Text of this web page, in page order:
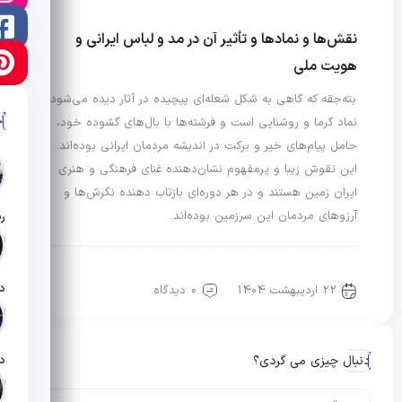
نقش‌ها و نمادها و تأثیر آن در مد و لباس ایرانی و
هویت ملی
بته‌جقه که گاهی به شکل شعله‌ای پیچیده در آثار دیده می‌شود،
نماد گرما و روشنایی است و فرشته‌ها با بال‌های گشوده‌ خود،
حامل پیام‌های خیر و برکت در اندیشه‌ مردمان ایرانی بوده‌اند.
این نقوش زیبا و پرمفهوم نشان‌دهنده غنای فرهنگی و هنری
ایران زمین هستند و در هر دوره‌ای بازتاب دهنده نگرش‌ها و
آرزوهای مردمان این سرزمین بوده‌اند.
22 اردیبهشت 1404 0 دیدگاه
دنبال چیزی می گردی؟